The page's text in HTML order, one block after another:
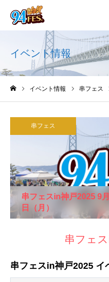
イベント情報
イベント情報 串フェス
串フェス
串フェスin神戸2025 9
日（月）
串フェ
串フェスin神戸2025 イ